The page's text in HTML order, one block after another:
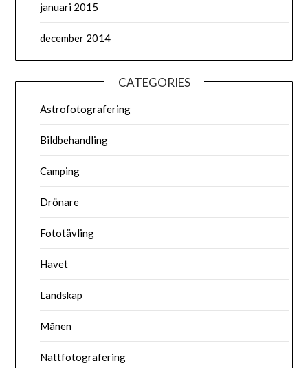
januari 2015
december 2014
CATEGORIES
Astrofotografering
Bildbehandling
Camping
Drönare
Fototävling
Havet
Landskap
Månen
Nattfotografering